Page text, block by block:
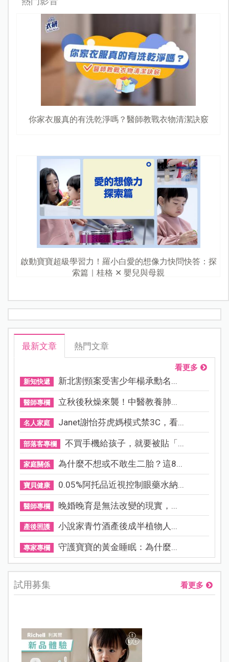
你家衣服真的有洗乾淨嗎？醫師教戰衣物清潔訣竅
啟動寶寶超級學習力！羅小白愛的想像力快問快答：探
索篇｜桂格 ✕ 嬰兒與母親
最新文章 熱門文章
看更多
新知快遞 新北割頸案受害少年楊承勳名...
醫師專欄 立秋後秋燥來襲！中醫教養肺...
名人家庭 Janet謝怡芬虎媽模式禁3C，看...
部落客專欄 不買手機給孩子，就要被貼「...
家庭關係 為什麼不想或不敢生二胎？這8...
寶貝健康 0.05%阿托品近視控制眼藥水納...
醫師專欄 晚婚晚育是無法改變的現實，...
產後照護 小說家青竹酒產後成半植物人...
專家專欄 守護寶寶的黃金睡眠：為什麼...
試用募集 看更多